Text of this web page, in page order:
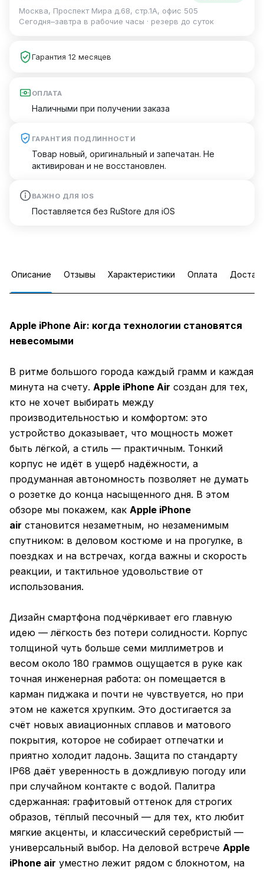
Москва, Проспект Мира д.68, стр.1А, офис 505
Сегодня–завтра в рабочие часы · резерв до суток
Гарантия 12 месяцев
ОПЛАТА
Наличными при получении заказа
ГАРАНТИЯ ПОДЛИННОСТИ
Товар новый, оригинальный и запечатан. Не
активирован и не восстановлен.
ВАЖНО ДЛЯ IOS
Поставляется без RuStore для iOS
Описание Отзывы Характеристики Оплата
Apple iPhone Air: когда технологии становятся
невесомыми
В ритме большого города каждый грамм и каждая
минута на счету. Apple iPhone Air создан для тех,
кто не хочет выбирать между
производительностью и комфортом: это
устройство доказывает, что мощность может
быть лёгкой, а стиль — практичным. Тонкий
корпус не идёт в ущерб надёжности, а
продуманная автономность позволяет не думать
о розетке до конца насыщенного дня. В этом
обзоре мы покажем, как Apple iPhone
air становится незаметным, но незаменимым
спутником: в деловом костюме и на прогулке, в
поездках и на встречах, когда важны и скорость
реакции, и тактильное удовольствие от
использования.
Дизайн смартфона подчёркивает его главную
идею — лёгкость без потери солидности. Корпус
толщиной чуть больше семи миллиметров и
весом около 180 граммов ощущается в руке как
точная инженерная работа: он помещается в
карман пиджака и почти не чувствуется, но при
этом не кажется хрупким. Это достигается за
счёт новых авиационных сплавов и матового
покрытия, которое не собирает отпечатки и
приятно холодит ладонь. Защита по стандарту
IP68 даёт уверенность в дождливую погоду или
при случайном контакте с водой. Палитра
сдержанная: графитовый оттенок для строгих
образов, тёплый песочный — для тех, кто любит
мягкие акценты, и классический серебристый —
универсальный выбор. На деловой встрече Apple
iPhone air уместно лежит рядом с блокнотом, на